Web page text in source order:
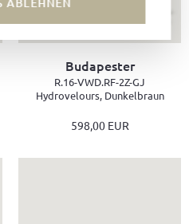
Budapester
R.16-VWD.RF-2Z-GJ
Hydrovelours, Dunkelbraun
598,00 EUR